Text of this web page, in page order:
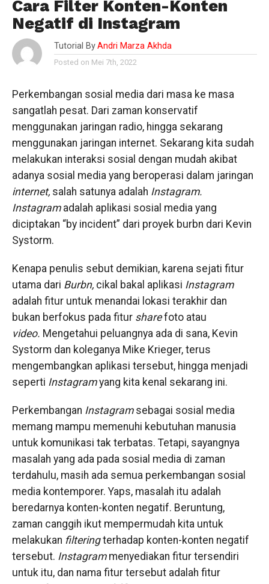
Cara Filter Konten-Konten
Negatif di Instagram
Tutorial By Andri Marza Akhda
Posted on Mei 7th, 2022
Perkembangan sosial media dari masa ke masa
sangatlah pesat. Dari zaman konservatif
menggunakan jaringan radio, hingga sekarang
menggunakan jaringan internet. Sekarang kita sudah
melakukan interaksi sosial dengan mudah akibat
adanya sosial media yang beroperasi dalam jaringan
internet, salah satunya adalah Instagram.
Instagram adalah aplikasi sosial media yang
diciptakan “by incident” dari proyek burbn dari Kevin
Systorm.
Kenapa penulis sebut demikian, karena sejati fitur
utama dari Burbn, cikal bakal aplikasi Instagram
adalah fitur untuk menandai lokasi terakhir dan
bukan berfokus pada fitur sharefoto atau
video. Mengetahui peluangnya ada di sana, Kevin
Systorm dan koleganya Mike Krieger, terus
mengembangkan aplikasi tersebut, hingga menjadi
seperti Instagramyang kita kenal sekarang ini.
Perkembangan Instagram sebagai sosial media
memang mampu memenuhi kebutuhan manusia
untuk komunikasi tak terbatas. Tetapi, sayangnya
masalah yang ada pada sosial media di zaman
terdahulu, masih ada semua perkembangan sosial
media kontemporer. Yaps, masalah itu adalah
beredarnya konten-konten negatif. Beruntung,
zaman canggih ikut mempermudah kita untuk
melakukan filteringterhadap konten-konten negatif
tersebut. Instagrammenyediakan fitur tersendiri
untuk itu, dan nama fitur tersebut adalah fitur